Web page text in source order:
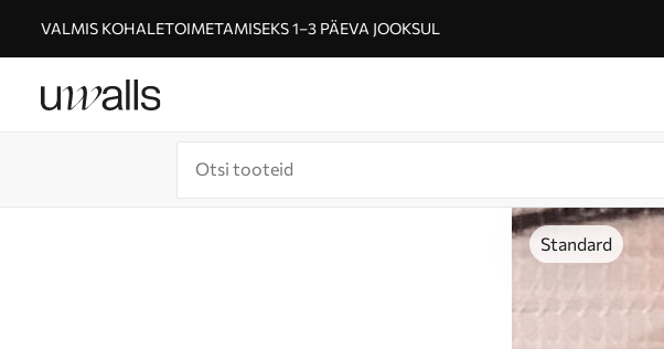
VALMIS KOHALETOIMETAMISEKS 1–3 PÄEVA JOOKSUL
Standard